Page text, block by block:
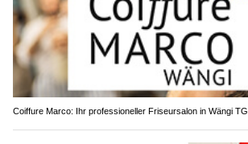
Coiffure Marco: Ihr professioneller Friseursalon in Wängi TG